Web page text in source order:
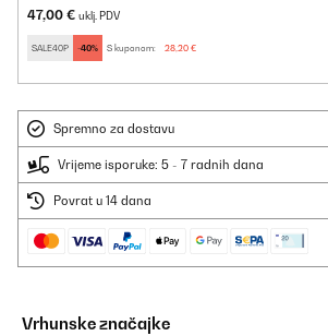
47,00 € uklj. PDV
SALE40P -40% S kuponom: 28,20 €
Spremno za dostavu
Vrijeme isporuke: 5 - 7 radnih dana
Povrat u 14 dana
Vrhunske značajke